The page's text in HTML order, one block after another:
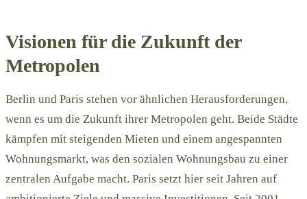
Visionen für die Zukunft der
Metropolen
Berlin und Paris stehen vor ähnlichen Herausforderungen,
wenn es um die Zukunft ihrer Metropolen geht. Beide Städte
kämpfen mit steigenden Mieten und einem angespannten
Wohnungsmarkt, was den sozialen Wohnungsbau zu einer
zentralen Aufgabe macht. Paris setzt hier seit Jahren auf